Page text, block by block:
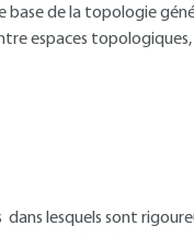
de la topologie
espaces topologiques,
lesquels sont